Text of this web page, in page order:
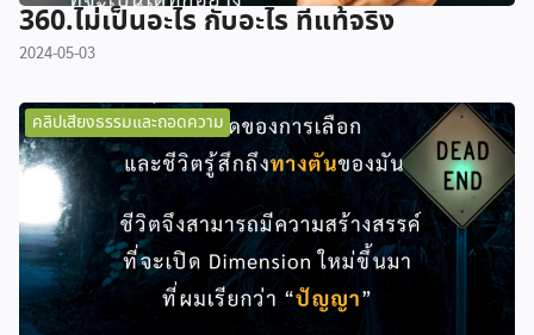
360.ไม่เป็นอะไร กับอะไร ที่แท้จริง
2024-05-03
คลิปเสียงธรรมและถอดความ